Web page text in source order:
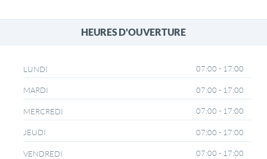
HEURES D'OUVERTURE
LUNDI 07:00 - 17:00
MARDI 07:00 - 17:00
MERCREDI 07:00 - 17:00
JEUDI 07:00 - 17:00
VENDREDI 07:00 - 17:00